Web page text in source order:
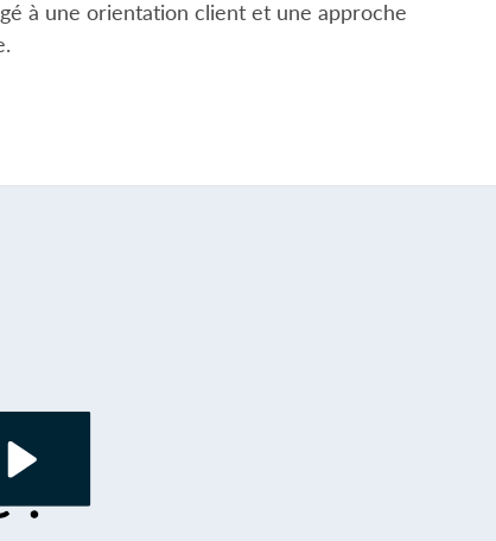
à une orientation client et une approche